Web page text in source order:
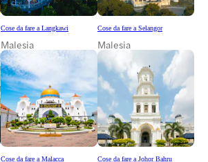
Cose da fare a Langkawi
Malesia
Cose da fare a Selangor
Malesia
Cose da fare a Malacca Cose da fare a Johor Bahru